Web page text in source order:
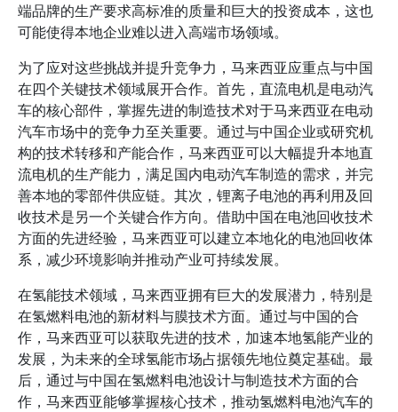
端品牌的生产要求高标准的质量和巨大的投资成本，这也
可能使得本地企业难以进入高端市场领域。
为了应对这些挑战并提升竞争力，马来西亚应重点与中国
在四个关键技术领域展开合作。首先，直流电机是电动汽
车的核心部件，掌握先进的制造技术对于马来西亚在电动
汽车市场中的竞争力至关重要。通过与中国企业或研究机
构的技术转移和产能合作，马来西亚可以大幅提升本地直
流电机的生产能力，满足国内电动汽车制造的需求，并完
善本地的零部件供应链。其次，锂离子电池的再利用及回
收技术是另一个关键合作方向。借助中国在电池回收技术
方面的先进经验，马来西亚可以建立本地化的电池回收体
系，减少环境影响并推动产业可持续发展。
在氢能技术领域，马来西亚拥有巨大的发展潜力，特别是
在氢燃料电池的新材料与膜技术方面。通过与中国的合
作，马来西亚可以获取先进的技术，加速本地氢能产业的
发展，为未来的全球氢能市场占据领先地位奠定基础。最
后，通过与中国在氢燃料电池设计与制造技术方面的合
作，马来西亚能够掌握核心技术，推动氢燃料电池汽车的